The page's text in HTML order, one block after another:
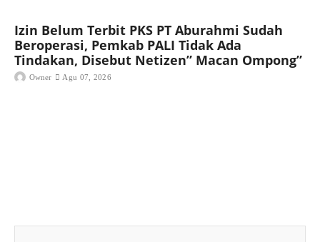
Izin Belum Terbit PKS PT Aburahmi Sudah
Beroperasi, Pemkab PALI Tidak Ada
Tindakan, Disebut Netizen” Macan Ompong”
Owner Agu 07, 2026